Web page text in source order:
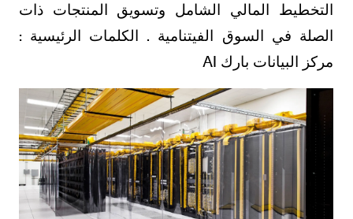
التخطيط المالي الشامل وتسويق المنتجات ذات
الصلة في السوق الفيتنامية . الكلمات الرئيسية :
مركز البيانات بارك AI